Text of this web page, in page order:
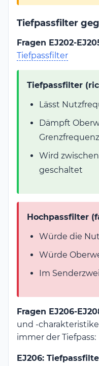
Tiefpassfilter
Fragen EJ202-
Tiefpassfilter
Tiefpassfilter
Lässt
Dämpft
Wird
geschaltet
Hochpassfilter
Würde die
Würde
Im
Fragen EJ206-
und -
immer der Tiefpass:
EJ206: